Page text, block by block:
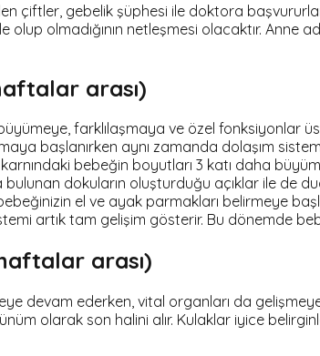
çiftler, gebelik şüphesi ile doktora
olup olmadığının netleşmesi olacaktır. Anne
arası)
farklılaşmaya ve özel fonksiyonlar
başlanırken aynı zamanda dolaşım
bebeğin boyutları 3 katı daha
dokuların oluşturduğu açıklar ile de
el ve ayak parmakları belirmeye
artık tam gelişim gösterir. Bu dönemde
arası)
devam ederken, vital organları da
olarak son halini alır. Kulaklar iyice